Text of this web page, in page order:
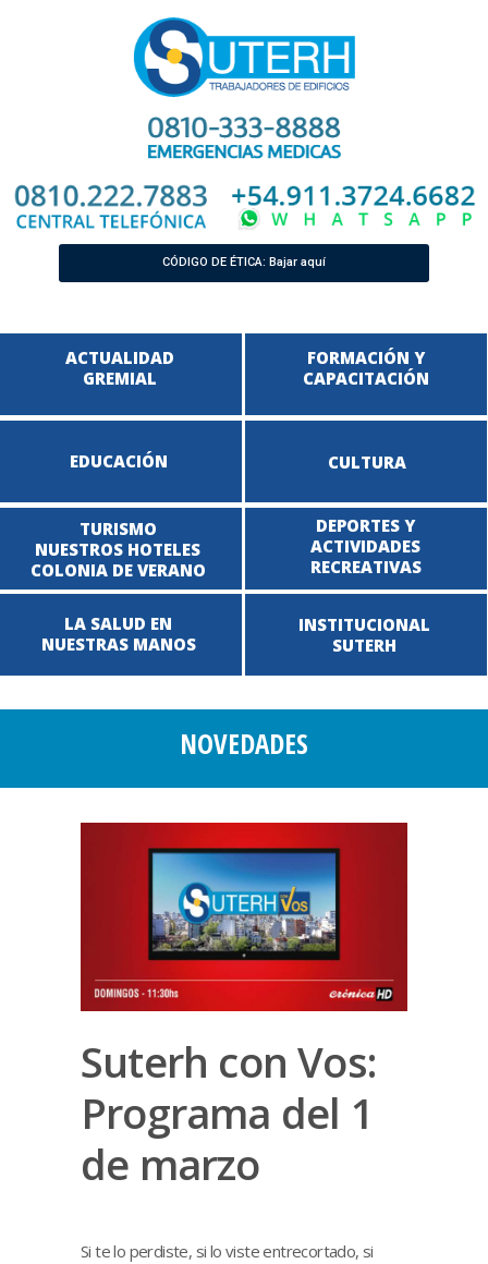
CÓDIGO DE ÉTICA: Bajar aquí
ACTUALIDAD
GREMIAL
EDUCACIÓN CULTURA
TURISMO
NUESTROS HOTELES
COLONIA DE VERANO
DEPORTES Y
ACTIVIDADES
RECREATIVAS
LA SALUD EN
NUESTRAS MANOS
INSTITUCIONAL
SUTERH
FORMACIÓN Y
CAPACITACIÓN
NOVEDADES
Suterh con Vos:
Programa del 1
de marzo
Si te lo perdiste, si lo viste entrecortado, si